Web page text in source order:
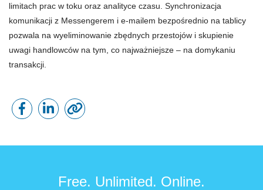
limitach prac w toku oraz analityce czasu. Synchronizacja
komunikacji z Messengerem i e-mailem bezpośrednio na tablicy
pozwala na wyeliminowanie zbędnych przestojów i skupienie
uwagi handlowców na tym, co najważniejsze – na domykaniu
transakcji.
Free. Unlimited. Online.